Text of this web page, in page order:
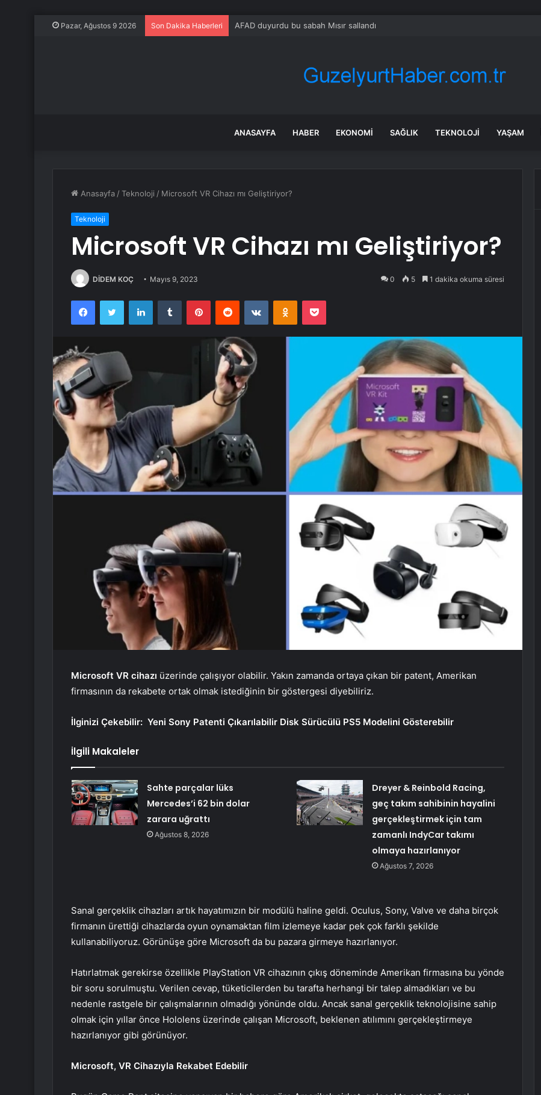
Pazar, Ağustos 9 2026 Son Dakika Haberleri AFAD duyurdu bu sabah Mısır sallandı
ANASAYFA HABER EKONOMI SAĞLIK TEKNOLOJI YAŞAM
Anasayfa /Teknoloji / Microsoft VR Cihazı mı Geliştiriyor?
Teknoloji
Microsoft VR Cihazı mı Geliştiriyor?
DİDEM KOÇ Mayıs 9, 2023 0 5 1 dakika okuma süresi
FacebookTwitter LinkedInTumblr PinterestReddit VKontakteOdnoklassniki
Pocket
Microsoft VR cihazı üzerinde çalışıyor olabilir. Yakın zamanda ortaya çıkan bir patent, Amerikan
firmasının da rekabete ortak olmak istediğinin bir göstergesi diyebiliriz.
İlginizi Çekebilir: Yeni Sony Patenti Çıkarılabilir Disk Sürücülü PS5 Modelini Gösterebilir
İlgili Makaleler
Sahte parçalar lüks
Mercedes’i 62 bin dolar
zarara uğrattı
Ağustos 8, 2026
Dreyer & Reinbold Racing,
geç takım sahibinin hayalini
gerçekleştirmek için tam
zamanlı IndyCar takımı
olmaya hazırlanıyor
Ağustos 7, 2026
Sanal gerçeklik cihazları artık hayatımızın bir modülü haline geldi. Oculus, Sony, Valve ve daha birçok
firmanın ürettiği cihazlarda oyun oynamaktan film izlemeye kadar pek çok farklı şekilde
kullanabiliyoruz. Görünüşe göre Microsoft da bu pazara girmeye hazırlanıyor.
Hatırlatmak gerekirse özellikle PlayStation VR cihazının çıkış döneminde Amerikan firmasına bu yönde
bir soru sorulmuştu. Verilen cevap, tüketicilerden bu tarafta herhangi bir talep almadıkları ve bu
nedenle rastgele bir çalışmalarının olmadığı yönünde oldu. Ancak sanal gerçeklik teknolojisine sahip
olmak için yıllar önce Hololens üzerinde çalışan Microsoft, beklenen atılımını gerçekleştirmeye
hazırlanıyor gibi görünüyor.
Microsoft, VR Cihazıyla Rekabet Edebilir